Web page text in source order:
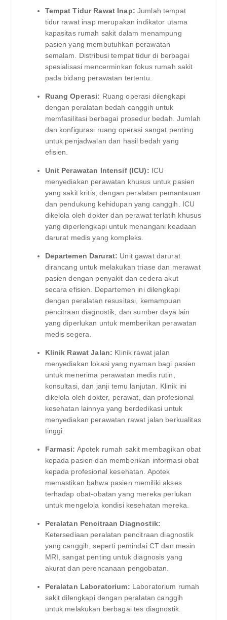
Tempat Tidur Rawat Inap: Jumlah tempat
tidur rawat inap merupakan indikator utama
kapasitas rumah sakit dalam menampung
pasien yang membutuhkan perawatan
semalam. Distribusi tempat tidur di berbagai
spesialisasi mencerminkan fokus rumah sakit
pada bidang perawatan tertentu.
Ruang Operasi: Ruang operasi dilengkapi
dengan peralatan bedah canggih untuk
memfasilitasi berbagai prosedur bedah. Jumlah
dan konfigurasi ruang operasi sangat penting
untuk penjadwalan dan hasil bedah yang
efisien.
Unit Perawatan Intensif (ICU): ICU
menyediakan perawatan khusus untuk pasien
yang sakit kritis, dengan peralatan pemantauan
dan pendukung kehidupan yang canggih. ICU
dikelola oleh dokter dan perawat terlatih khusus
yang diperlengkapi untuk menangani keadaan
darurat medis yang kompleks.
Departemen Darurat: Unit gawat darurat
dirancang untuk melakukan triase dan merawat
pasien dengan penyakit dan cedera akut
secara efisien. Departemen ini dilengkapi
dengan peralatan resusitasi, kemampuan
pencitraan diagnostik, dan sumber daya lain
yang diperlukan untuk memberikan perawatan
medis segera.
Klinik Rawat Jalan: Klinik rawat jalan
menyediakan lokasi yang nyaman bagi pasien
untuk menerima perawatan medis rutin,
konsultasi, dan janji temu lanjutan. Klinik ini
dikelola oleh dokter, perawat, dan profesional
kesehatan lainnya yang berdedikasi untuk
menyediakan perawatan rawat jalan berkualitas
tinggi.
Farmasi: Apotek rumah sakit membagikan obat
kepada pasien dan memberikan informasi obat
kepada profesional kesehatan. Apotek
memastikan bahwa pasien memiliki akses
terhadap obat-obatan yang mereka perlukan
untuk mengelola kondisi kesehatan mereka.
Peralatan Pencitraan Diagnostik:
Ketersediaan peralatan pencitraan diagnostik
yang canggih, seperti pemindai CT dan mesin
MRI, sangat penting untuk diagnosis yang
akurat dan perencanaan pengobatan.
Peralatan Laboratorium: Laboratorium rumah
sakit dilengkapi dengan peralatan canggih
untuk melakukan berbagai tes diagnostik.